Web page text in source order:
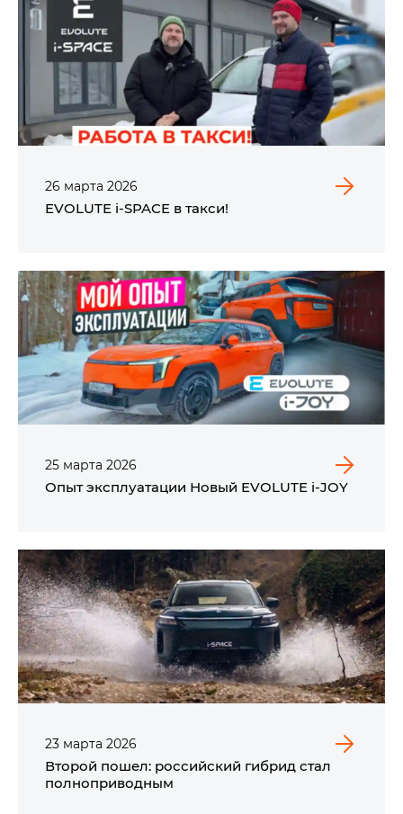
26 марта 2026
EVOLUTE i‑SPACE в такси!
25 марта 2026
Опыт эксплуатации Новый EVOLUTE i‑JOY
23 марта 2026
Второй пошел: российский гибрид стал
полноприводным